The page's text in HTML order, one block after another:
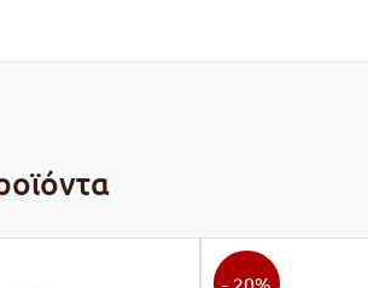
- 20%